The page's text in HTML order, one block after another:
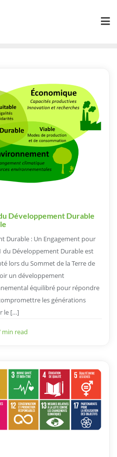
Développement Durable
Durable : Un Engagement pour
du Développement Durable est
lors du Sommet de la Terre de
un développement
équilibré pour répondre
les générations
le […]
min read